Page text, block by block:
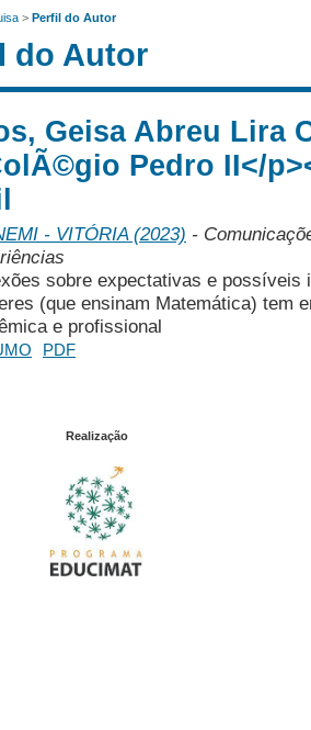
> Perfil do Autor
do Autor
Geisa Abreu Lira
Pedro II</
- VITÓRIA (2023) -
sobre expectativas e possíveis
(que ensinam Matemática) tem
e profissional
PDF
Realização